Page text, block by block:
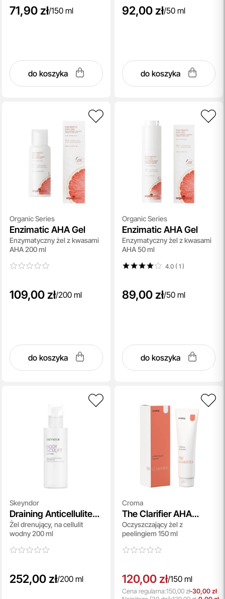
71,90 zł/150 ml
do koszyka
92,00 zł/50 ml
do koszyka
Organic Series
Enzimatic AHA Gel
Enzymatyczny żel z kwasami
AHA 200 ml
109,00 zł/200 ml
do koszyka
Organic Series
Enzimatic AHA Gel
Enzymatyczny żel z kwasami
AHA 50 ml
4.0 ( 1)
89,00 zł/50 ml
do koszyka
Skeyndor
Draining Anticellulite
Gel
Żel drenujący, na cellulit
wodny 200 ml
252,00 zł/200 ml
Croma
The Clarifier AHA
Cleanser
Oczyszczający żel z
peelingiem 150 ml
120,00 zł/150 ml
Cena regularna:150,00 zł-30,00 zł